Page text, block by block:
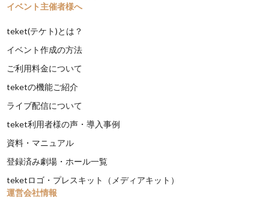
イベント主催者様へ
teket(テケト)とは？
イベント作成の方法
ご利用料金について
teketの機能ご紹介
ライブ配信について
teket利用者様の声・導入事例
資料・マニュアル
登録済み劇場・ホール一覧
teketロゴ・プレスキット（メディアキット）
運営会社情報